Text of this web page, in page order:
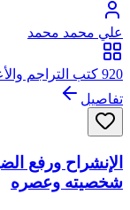
علي محمد محمد
920 كتب التراجم والأعلام
تفاصيل
الإنشراح ورفع
شخصيته وعصره